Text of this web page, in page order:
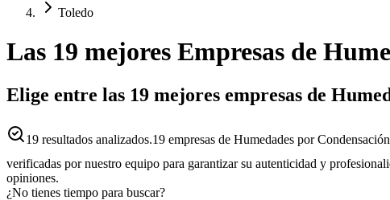
Toledo
Las 19 mejores Empresas de
Elige entre las 19 mejores empresas de
19 resultados analizados.19 empresas de Humedades por
verificadas por nuestro equipo para garantizar su autenticidad y
opiniones.
¿No tienes tiempo para buscar?